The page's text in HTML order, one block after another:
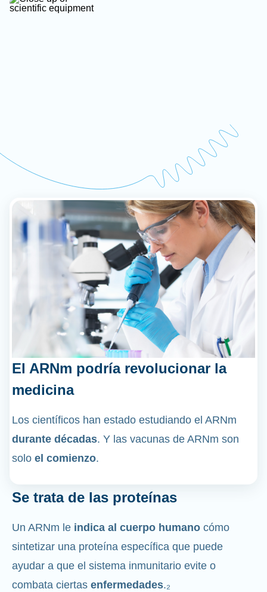
El ARNm podría revolucionar la
medicina
Los científicos han estado estudiando el ARNm
durante décadas. Y las vacunas de ARNm son
solo el comienzo.
Se trata de las proteínas
Un ARNm le indica al cuerpo humano cómo
sintetizar una proteína específica que puede
ayudar a que el sistema inmunitario evite o
combata ciertas enfermedades.₂